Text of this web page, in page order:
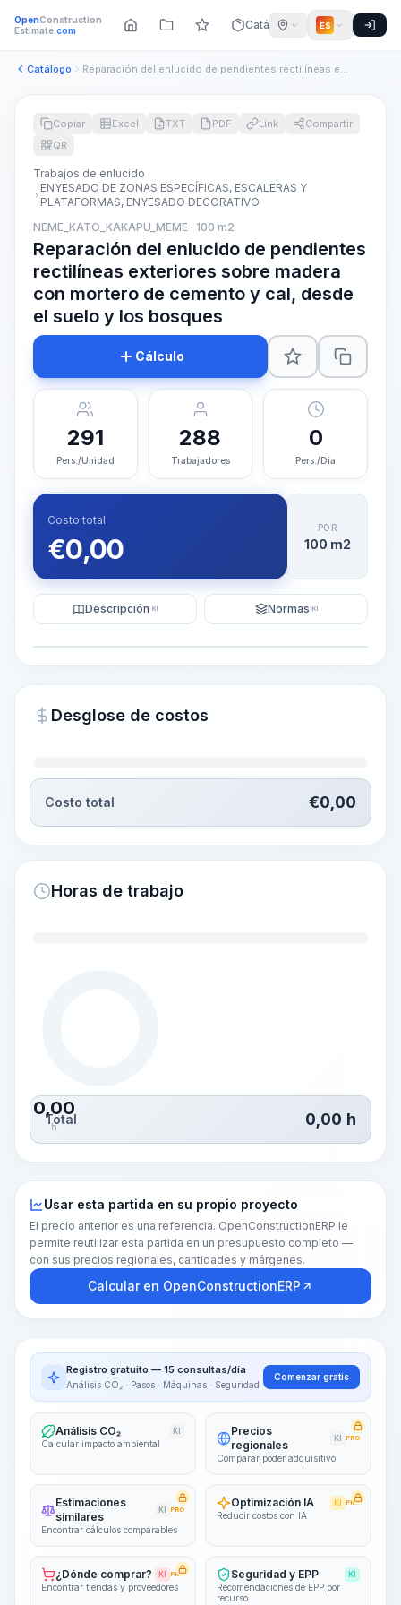
OpenConstruction
Estimate.com Catálogo ES
Catálogo Reparación del enlucido de pendientes rectilíneas exteriores...
~15-30 Sek.
Copiar Excel TXT PDF Link
Compartir
QR
Trabajos de enlucido
ENYESADO DE ZONAS ESPECÍFICAS, ESCALERAS Y
PLATAFORMAS, ENYESADO DECORATIVO
NEME_KATO_KAKAPU_MEME · 100 m2
Reparación del enlucido de pendientes
rectilíneas exteriores sobre madera
con mortero de cemento y cal, desde
el suelo y los bosques
Cálculo
291
Pers./Unidad
288
Trabajadores
0
Pers./Día
Costo total
€0,00
POR
100 m2
Descripción KI Normas KI
Desglose de costos
Costo total €0,00
Horas de trabajo
0,00
h
Total 0,00 h
Usar esta partida en su propio proyecto
El precio anterior es una referencia. OpenConstructionERP le
permite reutilizar esta partida en un presupuesto completo —
con sus precios regionales, cantidades y márgenes.
Calcular en OpenConstructionERP
Registro gratuito — 15 consultas/día
Análisis CO₂ · Pasos · Máquinas · Seguridad
Comenzar gratis
Análisis CO₂ KI
Calcular impacto ambiental
Precios
regionales
KI PRO
Comparar poder adquisitivo
Estimaciones
similares
KI PRO
Encontrar cálculos comparables
Optimización IA KI PRO
Reducir costos con IA
¿Dónde comprar? KI PRO
Encontrar tiendas y proveedores
Seguridad y EPP KI
Recomendaciones de EPP por
recurso